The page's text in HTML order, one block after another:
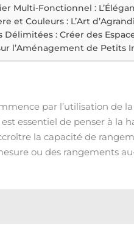
Multi-Fonctionnel :
et Couleurs : L’Art
Délimitées : Créer des
l’Aménagement de Petits
par l’utilisation
essentiel de penser à la
la capacité de
ou des rangements